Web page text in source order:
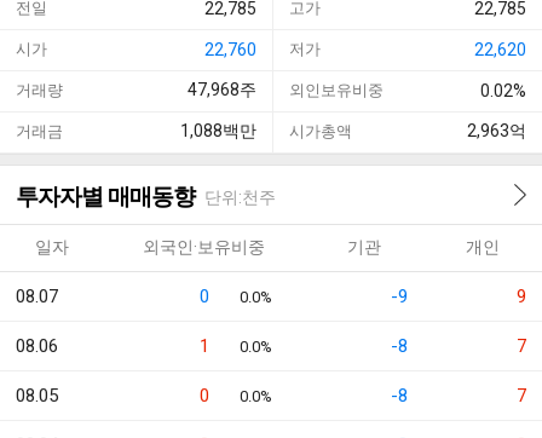
전일 22,785 고가 22,785
시가 22,760 저가 22,620
거래량 47,968주 외인보유비중 0.02%
거래금 1,088백만 시가총액 2,963억
투자자별 매매동향 단위:천주
일자 외국인·보유비중 기관 개인
08.07 0 0.0% -9 9
08.06 1 0.0% -8 7
08.05 0 0.0% -8 7